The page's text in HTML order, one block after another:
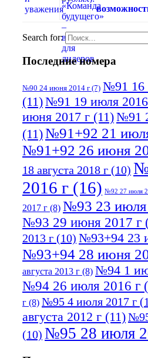
Search for:
Последние номера
№90 24 июня 2014 г (7) №91 16
(11)№91 19 июля
июня 2017 г (11)№91
(11)№91+92 21
№91+92 26 июня
18 августа 2018 г (10)
2016 г (16) №92 27 июля
2017 г (8) №93 23 июля
№93 29 июня 2017 г
2013 г (10) №93+94 23
№93+94 28 июня
августа 2013 г (8) №94 1
№94 26 июля 2016 г
г (8) №95 4 июля 2017 г
августа 2012 г (11)
(10) №95 28 июля